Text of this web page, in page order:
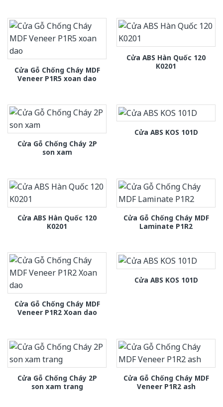
Cửa Gỗ Chống Cháy MDF
Veneer P1R5 xoan dao
Cửa ABS Hàn Quốc 120
K0201
Cửa Gỗ Chống Cháy 2P
son xam
Cửa ABS KOS 101D
Cửa ABS Hàn Quốc 120
K0201
Cửa Gỗ Chống Cháy MDF
Laminate P1R2
Cửa Gỗ Chống Cháy MDF
Veneer P1R2 Xoan dao
Cửa ABS KOS 101D
Cửa Gỗ Chống Cháy 2P
son xam trang
Cửa Gỗ Chống Cháy MDF
Veneer P1R2 ash